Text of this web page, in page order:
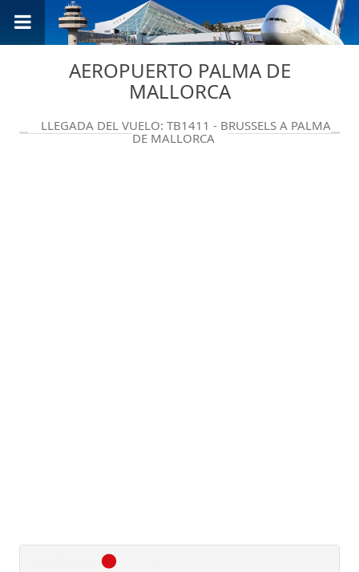
AEROPUERTO PALMA DE
MALLORCA
LLEGADA DEL VUELO: TB1411 - BRUSSELS A PALMA
DE MALLORCA